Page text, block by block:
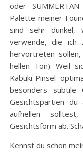
oder
Palette meiner
sind sehr dunkel,
verwende, die ich
hervortreten sollen,
hellen Ton). Weil
Kabuki-Pinsel
besonders subtile
Gesichtspartien
aufhellen
Gesichtsform ab.
Kennst du schon